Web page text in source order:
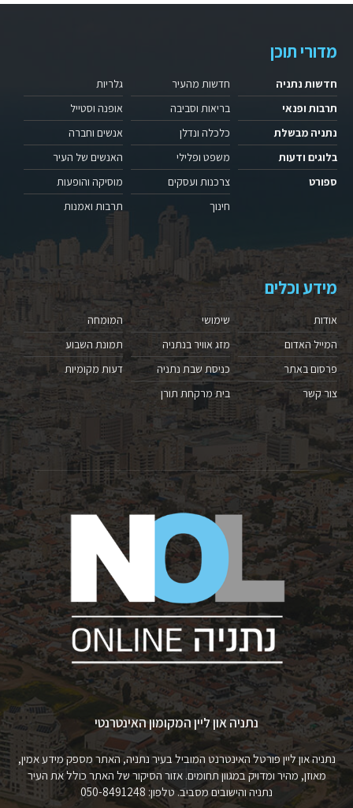
מדורי תוכן
חדשות נתניה
תרבות ופנאי
נתניה מבשלת
בלוגים ודעות
ספורט
חדשות מהעיר
בריאות וסביבה
כלכלה ונדלן
משפט ופלילי
צרכנות ועסקים
חינוך
גלריות
אופנה וסטייל
אנשים וחברה
האנשים של העיר
מוסיקה והופעות
תרבות ואמנות
מידע וכלים
אודות
המייל האדום
פרסום באתר
צור קשר
שימושי
מזג אוויר בנתניה
כניסת שבת נתניה
בית מרקחת תורן
המומחה
תמונת השבוע
דעות מקומיות
נתניה און ליין המקומון האינטרנטי
נתניה און ליין פורטל האינטרנט המוביל בעיר נתניה, האתר מספק מידע אמין,
מאוזן, מהיר ומדויק במגוון תחומים. אזור הסיקור של האתר כולל את העיר
נתניה והישובים מסביב. טלפון: 050-8491248